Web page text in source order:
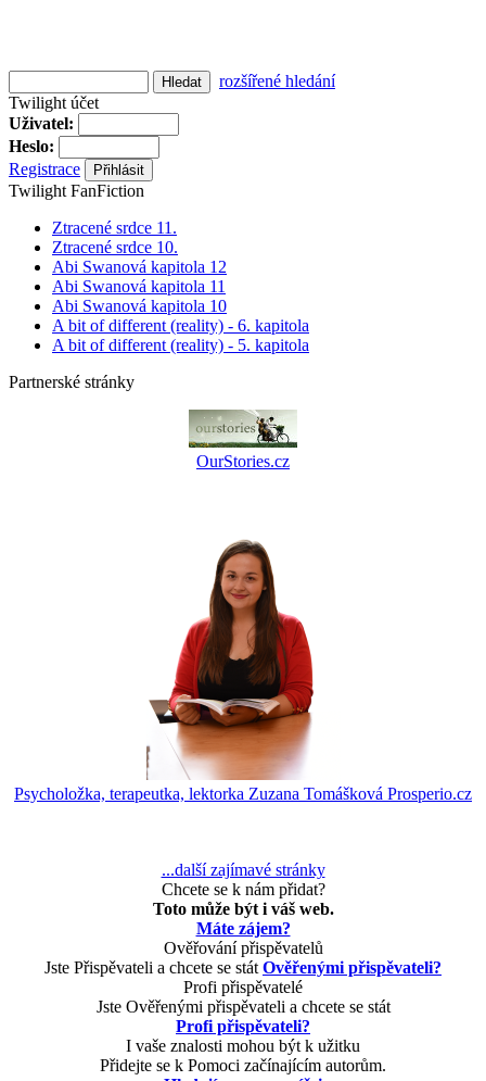
rozšířené hledání
Twilight účet
Uživatel:
Heslo:
Registrace
Twilight FanFiction
Ztracené srdce 11.
Ztracené srdce 10.
Abi Swanová kapitola 12
Abi Swanová kapitola 11
Abi Swanová kapitola 10
A bit of different (reality) - 6. kapitola
A bit of different (reality) - 5. kapitola
Partnerské stránky
OurStories.cz
Psycholožka, terapeutka, lektorka Zuzana Tomášková Prosperio.cz
...další zajímavé stránky
Chcete se k nám přidat?
Toto může být i váš web.
Máte zájem?
Ověřování přispěvatelů
Jste Přispěvateli a chcete se stát Ověřenými přispěvateli?
Profi přispěvatelé
Jste Ověřenými přispěvateli a chcete se stát
Profi přispěvateli?
I vaše znalosti mohou být k užitku
Přidejte se k Pomoci začínajícím autorům.